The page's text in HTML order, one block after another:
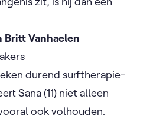
Britt Vanhaelen
durend surftherapie-
Sana (11) niet alleen
ook volhouden.